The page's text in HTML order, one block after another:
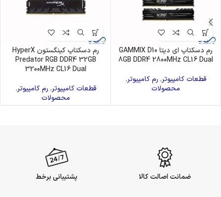
رم دسکتاپ ای دیتا GAMMIX D10
8GB DDR4 2800MHz CL16 Dual
قطعات کامپیوتر, رم کامپیوتر,
محصولات
رم دسکتاپ کینگستون HyperX
Predator RGB DDR4 32GB
3200MHz CL16 Dual
قطعات کامپیوتر, رم کامپیوتر,
محصولات
ضمانت اصالت کالا پشتیبانی برخط